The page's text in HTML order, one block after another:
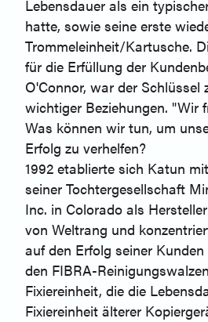
Lebensdauer als ein
hatte, sowie seine erste
Trommeleinheit/Kartusche.
für die Erfüllung der
O'Connor, war der Schlüssel
wichtiger Beziehungen. "Wir
Was können wir tun, um
Erfolg zu verhelfen?
1992 etablierte sich Katun
seiner Tochtergesellschaft
Inc. in Colorado als
von Weltrang und
auf den Erfolg seiner
den FIBRA-
Fixiereinheit, die die
Fixiereinheit älterer